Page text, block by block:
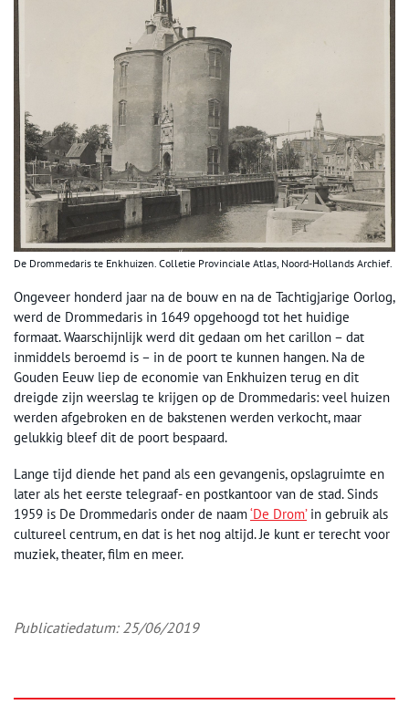
De Drommedaris te Enkhuizen. Colletie Provinciale Atlas, Noord-Hollands Archief.
Ongeveer honderd jaar na de bouw en na de Tachtigjarige Oorlog,
werd de Drommedaris in 1649 opgehoogd tot het huidige
formaat. Waarschijnlijk werd dit gedaan om het carillon – dat
inmiddels beroemd is – in de poort te kunnen hangen. Na de
Gouden Eeuw liep de economie van Enkhuizen terug en dit
dreigde zijn weerslag te krijgen op de Drommedaris: veel huizen
werden afgebroken en de bakstenen werden verkocht, maar
gelukkig bleef dit de poort bespaard.
Lange tijd diende het pand als een gevangenis, opslagruimte en
later als het eerste telegraaf- en postkantoor van de stad. Sinds
1959 is De Drommedaris onder de naam‘De Drom’in gebruik als
cultureel centrum, en dat is het nog altijd. Je kunt er terecht voor
muziek, theater, film en meer.
Publicatiedatum: 25/06/2019